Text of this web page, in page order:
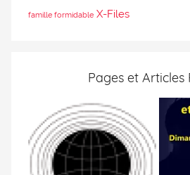
famille formidable X-Files
Pages et Articles